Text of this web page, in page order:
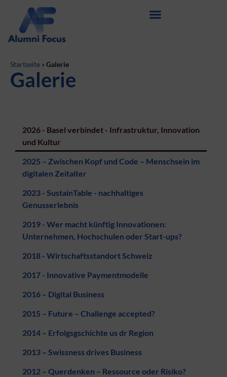
Startseite » Galerie
Galerie
2026 - Basel verbindet - Infrastruktur, Innovation
und Kultur
2025 – Zwischen Kopf und Code – Menschsein im
digitalen Zeitalter
2023 - SustainTable - nachhaltiges
Genusserlebnis
2019 - Wer macht künftig Innovationen:
Unternehmen, Hochschulen oder Start-ups?
2018 - Wirtschaftsstandort Schweiz
2017 - Innovative Paymentmodelle
2016 – Digital Business
2015 – Future – Challenge accepted?
2014 – Erfolgsgschichte us dr Region
2013 – Swissness drives Business
2012 – Querdenken – Ressource oder Risiko?